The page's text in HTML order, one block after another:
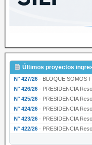
Últimos proyectos
N° 427/26 · BLOQUE SOMOS
N° 426/26 · PRESIDENCIA Resolución
N° 425/26 · PRESIDENCIA Resolución
N° 424/26 · PRESIDENCIA Resolución
N° 423/26 · PRESIDENCIA Resolución
N° 422/26 · PRESIDENCIA